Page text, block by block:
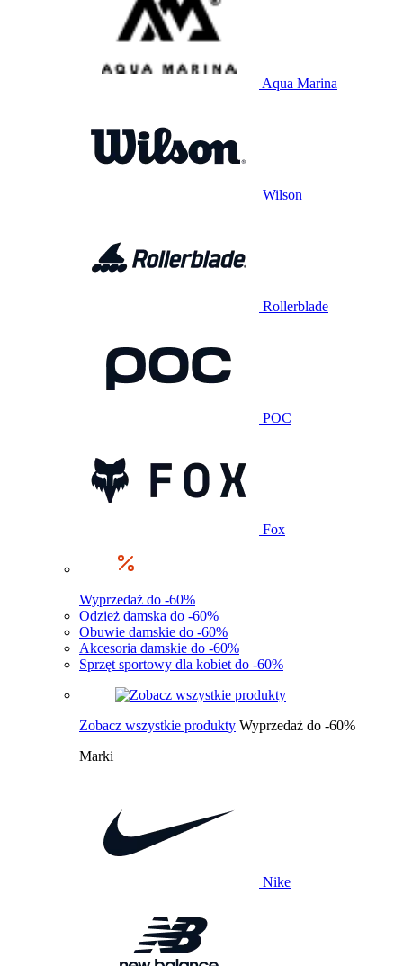
Aqua Marina
Wilson
Rollerblade
POC
Fox
Wyprzedaż do -60%
Odzież damska do -60%
Obuwie damskie do -60%
Akcesoria damskie do -60%
Sprzęt sportowy dla kobiet do -60%
Zobacz wszystkie produkty Wyprzedaż do -60%
Marki
Nike